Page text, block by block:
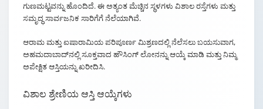
ಗುಣಮಟ್ಟವನ್ನು ಹೊಂದಿದೆ. ಈ ಅತ್ಯಂತ ಮೆಚ್ಚಿನ ಸ್ಥಳಗಳು ವಿಶಾಲ ರಸ್ತೆಗಳು ಮತ್ತು
ಸಮೃದ್ಧ ಸಾರ್ವಜನಿಕ ಸಾರಿಗೆಗೆ ನೆಲೆಯಾಗಿವೆ.
ಆರಾಮ ಮತ್ತು ಐಷಾರಾಮಿಯ ಪರಿಪೂರ್ಣ ಮಿಶ್ರಣದಲ್ಲಿ ನೆಲೆಸಲು ಬಯಸುವಾಗ,
ಅಹಮದಾಬಾದ್‌ನಲ್ಲಿ ಸೂಕ್ತವಾದ ಹೌಸಿಂಗ್ ಲೋನನ್ನು ಆಯ್ಕೆ ಮಾಡಿ ಮತ್ತು ನಿಮ್ಮ
ಅಪೇಕ್ಷಿತ ಆಸ್ತಿಯನ್ನು ಖರೀದಿಸಿ.
ವಿಶಾಲ ಶ್ರೇಣಿಯ ಆಸ್ತಿ ಆಯ್ಕೆಗಳು